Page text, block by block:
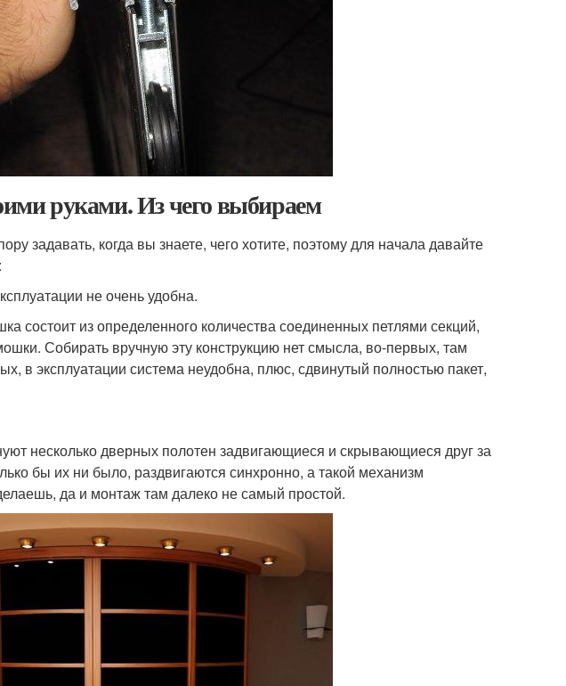
руками. Из чего выбираем
задавать, когда вы знаете, чего хотите, поэтому для начала давайте
не очень удобна.
состоит из определенного количества соединенных петлями секций,
Собирать вручную эту конструкцию нет смысла, во-первых, там
в эксплуатации система неудобна, плюс, сдвинутый полностью пакет,
несколько дверных полотен задвигающиеся и скрывающиеся друг за
бы их ни было, раздвигаются синхронно, а такой механизм
да и монтаж там далеко не самый простой.